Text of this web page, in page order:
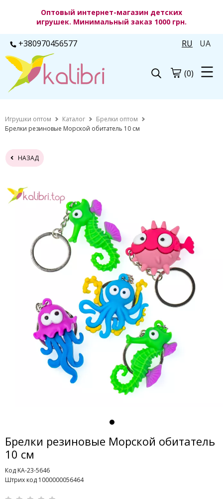
Оптовый интернет-магазин детских
игрушек. Минимальный заказ 1000 грн.
+380970456577 RU UA
(0)
Игрушки оптом Каталог
Брелки оптом
Брелки резиновые Морской обитатель 10 см
НАЗАД
Брелки резиновые Морской обитатель
10 см
Код KA-23-5646
Штрих код 1000000056464